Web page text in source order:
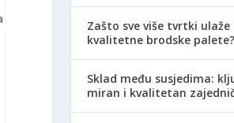
Zašto sve više tvrtki ulaže
kvalitetne brodske palete?
Sklad među susjedima:
miran i kvalitetan